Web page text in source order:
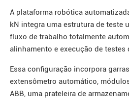
A plataforma robótica
kN integra uma estrutura de teste
fluxo de trabalho totalmente
alinhamento e execução de testes
Essa configuração incorpora
extensômetro automático,
ABB, uma prateleira de